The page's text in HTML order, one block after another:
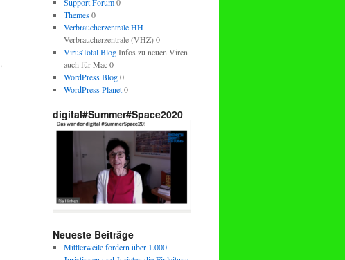
,
Themes0
Verbraucherzentrale HH
Verbraucherzentrale (VHZ) 0
VirusTotal BlogInfos zu neuen Viren
auch für Mac 0
WordPress Blog0
WordPress Planet0
digital#Summer#Space2020
Neueste Beiträge
Mittlerweile fordern über 1.000